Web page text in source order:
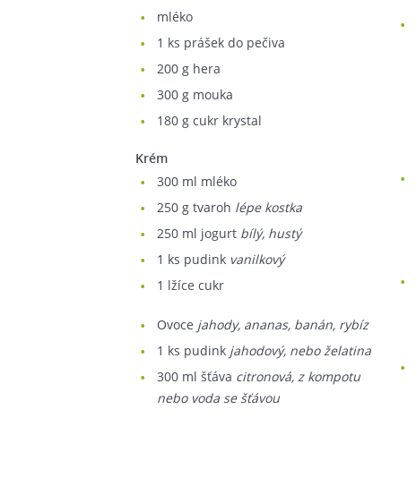
mléko
1 ks prášek do pečiva
200 g hera
300 g mouka
180 g cukr krystal
Krém
300 ml mléko
250 g tvaroh lépe kostka
250 ml jogurt bílý, hustý
1 ks pudink vanilkový
1 lžíce cukr
ovoce jahody, ananas, banán, rybíz
1 ks pudink jahodový, nebo želatina
300 ml šťáva citronová, z kompotu
nebo voda se šťávou